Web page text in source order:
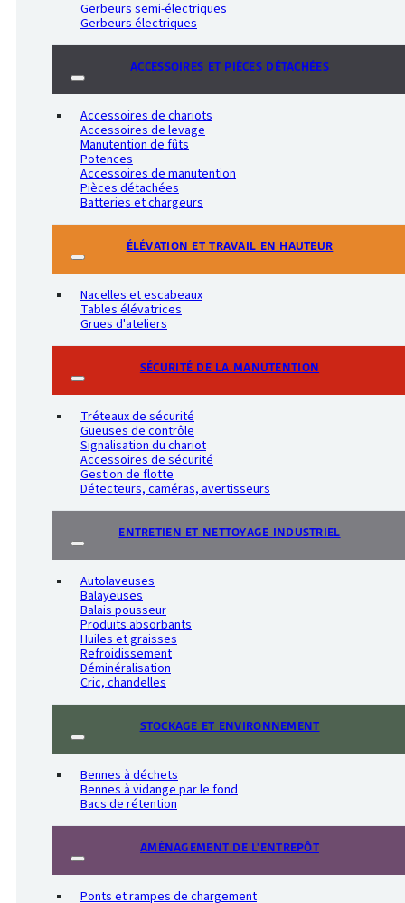
Gerbeurs semi-électriques
Gerbeurs électriques
ACCESSOIRES ET PIÈCES DÉTACHÉES
Accessoires de chariots
Accessoires de levage
Manutention de fûts
Potences
Accessoires de manutention
Pièces détachées
Batteries et chargeurs
ÉLÉVATION ET TRAVAIL EN HAUTEUR
Nacelles et escabeaux
Tables élévatrices
Grues d'ateliers
SÉCURITÉ DE LA MANUTENTION
Tréteaux de sécurité
Gueuses de contrôle
Signalisation du chariot
Accessoires de sécurité
Gestion de flotte
Détecteurs, caméras, avertisseurs
ENTRETIEN ET NETTOYAGE INDUSTRIEL
Autolaveuses
Balayeuses
Balais pousseur
Produits absorbants
Huiles et graisses
Refroidissement
Déminéralisation
Cric, chandelles
STOCKAGE ET ENVIRONNEMENT
Bennes à déchets
Bennes à vidange par le fond
Bacs de rétention
AMÉNAGEMENT DE L'ENTREPÔT
Ponts et rampes de chargement